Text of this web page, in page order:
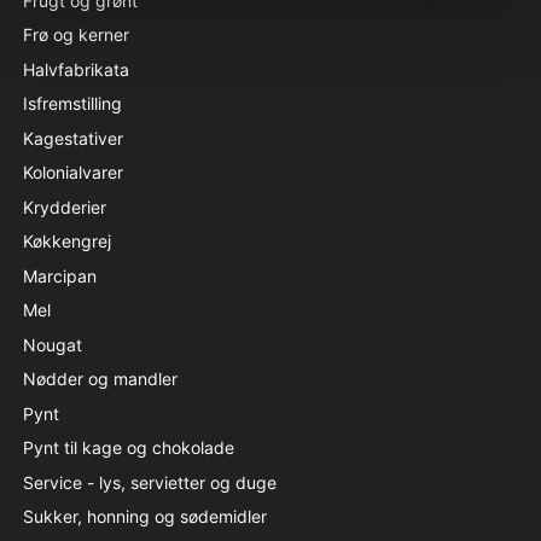
Frø og kerner
Halvfabrikata
Isfremstilling
Kagestativer
Kolonialvarer
Krydderier
Køkkengrej
Marcipan
Mel
Nougat
Nødder og mandler
Pynt
Pynt til kage og chokolade
Service - lys, servietter og duge
Sukker, honning og sødemidler